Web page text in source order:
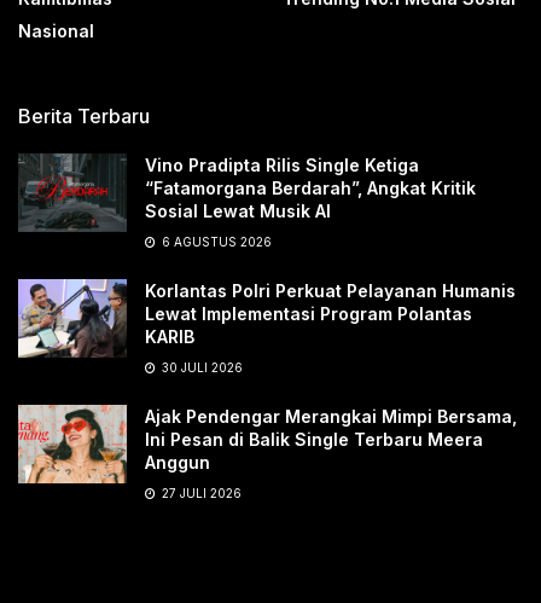
Nasional
Berita Terbaru
Vino Pradipta Rilis Single Ketiga
“Fatamorgana Berdarah”, Angkat Kritik
Sosial Lewat Musik AI
6 AGUSTUS 2026
Korlantas Polri Perkuat Pelayanan Humanis
Lewat Implementasi Program Polantas
KARIB
30 JULI 2026
Ajak Pendengar Merangkai Mimpi Bersama,
Ini Pesan di Balik Single Terbaru Meera
Anggun
27 JULI 2026